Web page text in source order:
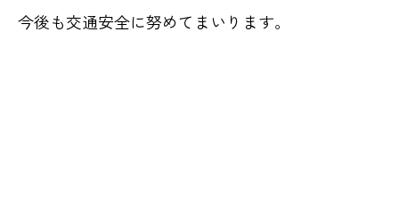
今後も交通安全に努めてまいります。